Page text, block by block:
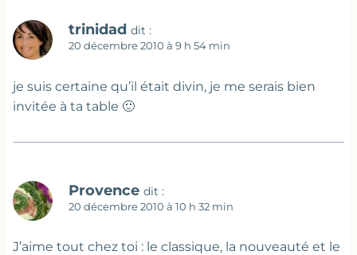
trinidad dit :
20 décembre 2010 à 9 h 54 min
je suis certaine qu’il était divin, je me serais bien
invitée à ta table 🙂
Provence dit :
20 décembre 2010 à 10 h 32 min
J’aime tout chez toi : le classique, la nouveauté et le